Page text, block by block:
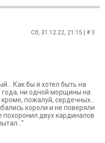
Сб, 31.12.22, 21:15 | # 3
Как бы я хотел быть на
ни одной морщины на
кроме, пожалуй, сердечных…
короли и не поверяли
похоронил двух кардиналов